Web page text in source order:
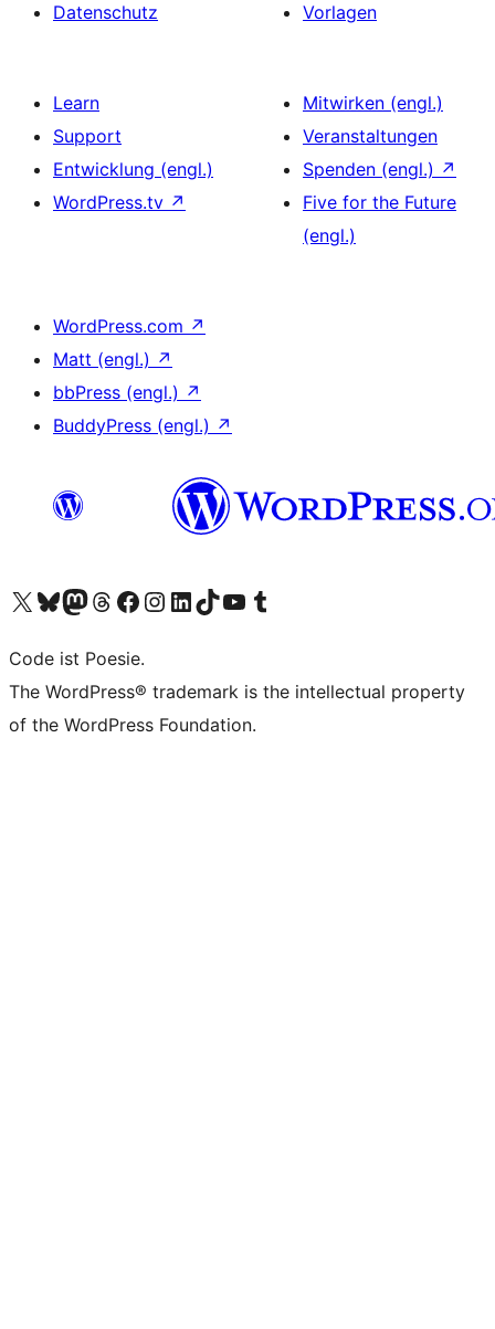
Datenschutz
Vorlagen
Learn
Support
Entwicklung (engl.)
WordPress.tv ↗
Mitwirken (engl.)
Veranstaltungen
Spenden (engl.) ↗
Five for the Future
(engl.)
WordPress.com ↗
Matt (engl.) ↗
bbPress (engl.) ↗
BuddyPress (engl.) ↗
Unser X-Konto (früher Twitter) besuchen
Unser Bluesky-Konto besuchen
Unser Mastodon-Konto besuchen
Unser Threads-Konto besuchen
Unsere Facebook-Seite besuchen
Unser Instagram-Konto besuchen
Unser LinkedIn-Konto besuchen
Unser TikTok-Konto besuchen
Unseren YouTube-Kanal besuchen
Unser Tumblr-Konto besuchen
Code ist Poesie.
The WordPress® trademark is the intellectual property
of the WordPress Foundation.